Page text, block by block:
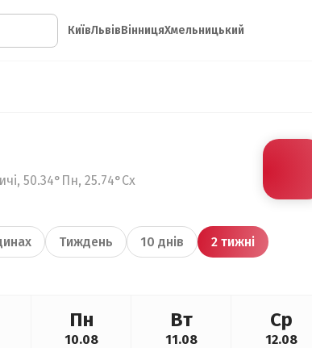
КиївЛьвівВінницяХмельницький
50.34°Пн, 25.74°Сх
Тиждень 10 днів 2 тижні
Пн
10.08
Вт
11.08
Ср
12.08